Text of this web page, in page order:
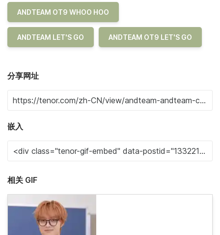
ANDTEAM OT9 WHOO HOO
ANDTEAM LET'S GO ANDTEAM OT9 LET'S GO
分享网址
嵌入
相关 GIF